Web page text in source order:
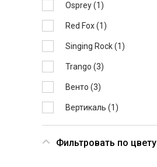
Osprey (1)
Red Fox (1)
Singing Rock (1)
Trango (3)
Венто (3)
Вертикаль (1)
Фильтровать по цвету